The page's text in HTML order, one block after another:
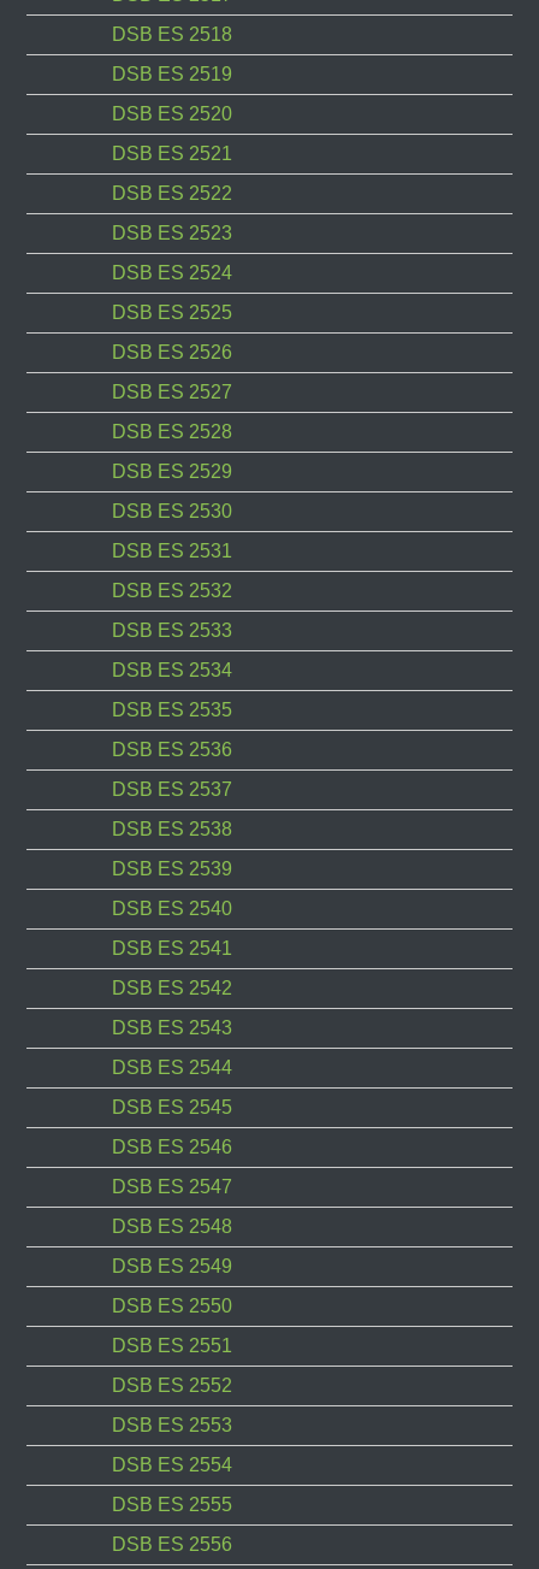
DSB ES 2518
DSB ES 2519
DSB ES 2520
DSB ES 2521
DSB ES 2522
DSB ES 2523
DSB ES 2524
DSB ES 2525
DSB ES 2526
DSB ES 2527
DSB ES 2528
DSB ES 2529
DSB ES 2530
DSB ES 2531
DSB ES 2532
DSB ES 2533
DSB ES 2534
DSB ES 2535
DSB ES 2536
DSB ES 2537
DSB ES 2538
DSB ES 2539
DSB ES 2540
DSB ES 2541
DSB ES 2542
DSB ES 2543
DSB ES 2544
DSB ES 2545
DSB ES 2546
DSB ES 2547
DSB ES 2548
DSB ES 2549
DSB ES 2550
DSB ES 2551
DSB ES 2552
DSB ES 2553
DSB ES 2554
DSB ES 2555
DSB ES 2556